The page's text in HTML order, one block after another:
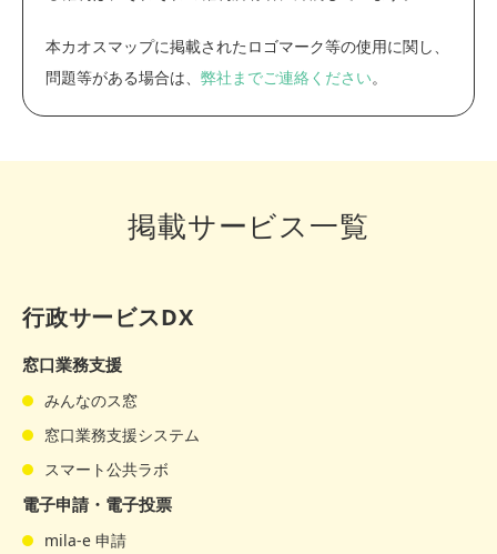
本カオスマップに掲載されたロゴマーク等の使用に関し、
問題等がある場合は、 弊社までご連絡ください。
掲載サービス一覧
行政サービスDX
窓口業務支援
みんなのス窓
窓口業務支援システム
スマート公共ラボ
電子申請・電子投票
mila-e 申請